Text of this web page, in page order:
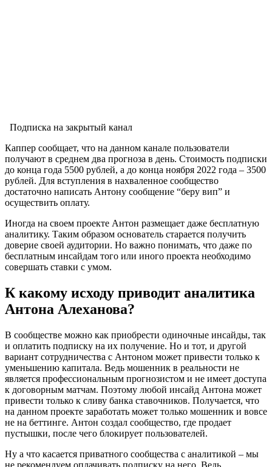
Подписка на закрытый канал
Каппер сообщает, что на данном канале пользователи
получают в среднем два прогноза в день. Стоимость подписки
до конца года 5500 рублей, а до конца ноября 2022 года – 3500
рублей. Для вступления в нахваленное сообщество
достаточно написать Антону сообщение “беру вип” и
осуществить оплату.
Иногда на своем проекте Антон размещает даже бесплатную
аналитику. Таким образом основатель старается получить
доверие своей аудитории. Но важно понимать, что даже по
бесплатным инсайдам того или иного проекта необходимо
совершать ставки с умом.
К какому исходу приводит аналитика
Антона Алеханова?
В сообществе можно как приобрести одиночные инсайды, так
и оплатить подписку на их получение. Но и тот, и другой
вариант сотрудничества с Антоном может привести только к
уменьшению капитала. Ведь мошенник в реальности не
является профессиональным прогнозистом и не имеет доступа
к договорным матчам. Поэтому любой инсайд Антона может
привести только к сливу банка ставочников. Получается, что
на данном проекте заработать может только мошенник и вовсе
не на беттинге. Антон создал сообщество, где продает
пустышки, после чего блокирует пользователей.
Ну а что касается приватного сообщества с аналитикой – мы
не рекомендуем оплачивать подписку на него. Ведь